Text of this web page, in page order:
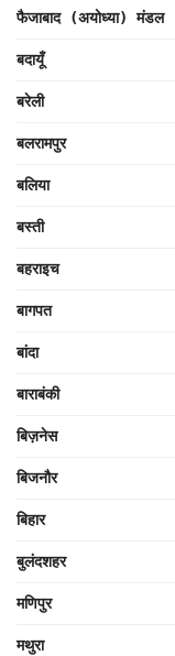
फैजाबाद (अयोध्या) मंडल
बदायूँ
बरेली
बलरामपुर
बलिया
बस्ती
बहराइच
बागपत
बांदा
बाराबंकी
बिज़नेस
बिजनौर
बिहार
बुलंदशहर
मणिपुर
मथुरा